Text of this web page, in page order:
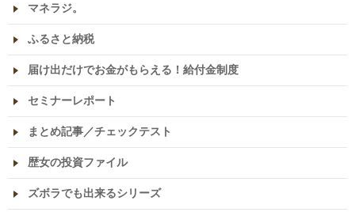
マネラジ。
ふるさと納税
届け出だけでお金がもらえる！給付金制度
セミナーレポート
まとめ記事／チェックテスト
歴女の投資ファイル
ズボラでも出来るシリーズ